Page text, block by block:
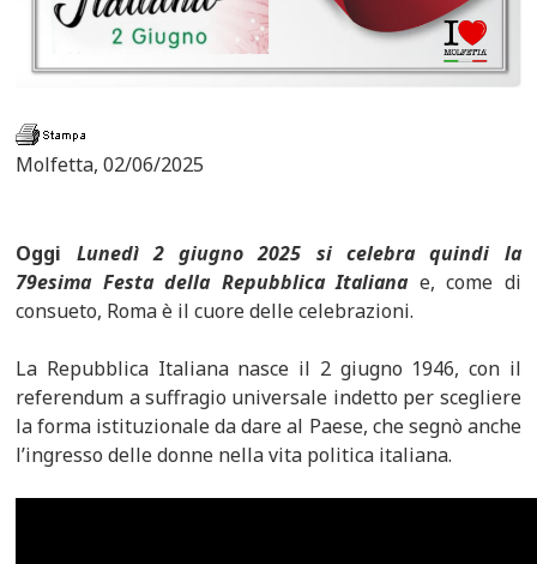
Molfetta, 02/06/2025
Oggi Lunedì 2 giugno 2025 si celebra quindi la
79esima Festa della Repubblica Italiana e, come di
consueto, Roma è il cuore delle celebrazioni.
La Repubblica Italiana nasce il 2 giugno 1946, con il
referendum a suffragio universale indetto per scegliere
la forma istituzionale da dare al Paese, che segnò anche
l’ingresso delle donne nella vita politica italiana.